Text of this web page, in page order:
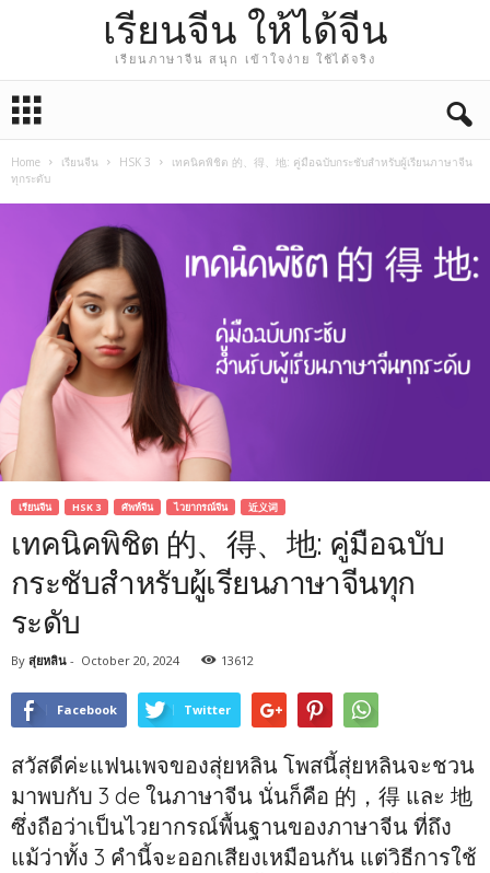
เรียนจีน ให้ได้จีน
เรียนภาษาจีน สนุก เข้าใจง่าย ใช้ได้จริง
Home เรียนจีน HSK 3
เทคนิคพิชิต 的、得、地: คู่มือฉบับกระชับสำหรับผู้เรียนภาษาจีน
ทุกระดับ
เรียนจีน HSK 3 ศัพท์จีน ไวยากรณ์จีน 近义词
เทคนิคพิชิต 的、得、地: คู่มือฉบับ
กระชับสำหรับผู้เรียนภาษาจีนทุก
ระดับ
By สุ่ยหลิน - October 20, 2024 13612
Facebook Twitter
สวัสดีค่ะแฟนเพจของสุ่ยหลิน โพสนี้สุ่ยหลินจะชวน
มาพบกับ 3 de ในภาษาจีน นั่นก็คือ 的，得 และ 地
ซึ่งถือว่าเป็นไวยากรณ์พื้นฐานของภาษาจีน ที่ถึง
แม้ว่าทั้ง 3 คำนี้จะออกเสียงเหมือนกัน แต่วิธีการใช้